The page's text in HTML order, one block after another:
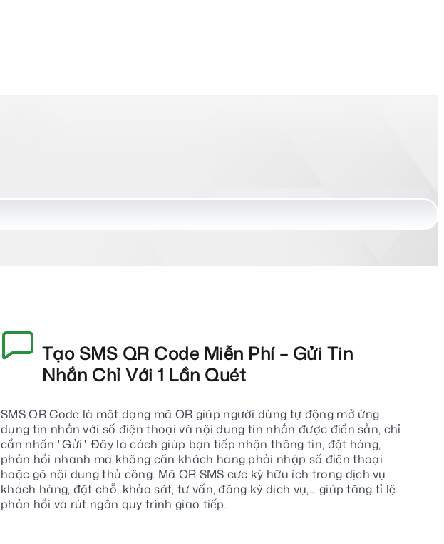
Tạo SMS QR Code Miễn Phí – Gửi Tin
Nhắn Chỉ Với 1 Lần Quét
SMS QR Code là một dạng mã QR giúp người dùng tự động mở ứng
dụng tin nhắn với số điện thoại và nội dung tin nhắn được điền sẵn, chỉ
cần nhấn "Gửi". Đây là cách giúp bạn tiếp nhận thông tin, đặt hàng,
phản hồi nhanh mà không cần khách hàng phải nhập số điện thoại
hoặc gõ nội dung thủ công. Mã QR SMS cực kỳ hữu ích trong dịch vụ
khách hàng, đặt chỗ, khảo sát, tư vấn, đăng ký dịch vụ,... giúp tăng tỉ lệ
phản hồi và rút ngắn quy trình giao tiếp.